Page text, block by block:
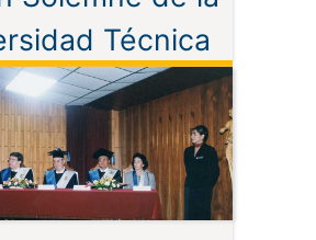
Técnica
de Loja